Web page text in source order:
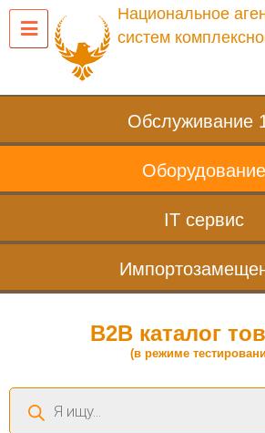
Национальное
систем
Обслуживание
Оборудование
IT сервис
B2B каталог
(в режиме
Поиск
товаров